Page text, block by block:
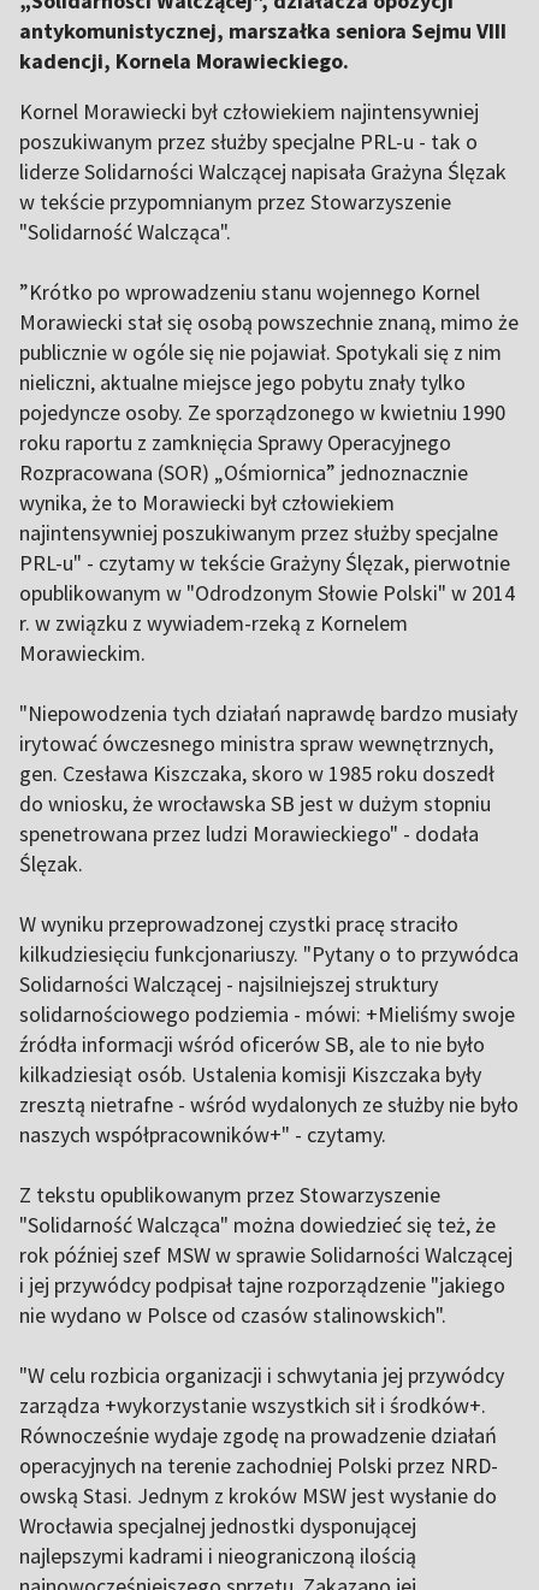
antykomunistycznej, marszałka seniora Sejmu VIII
kadencji, Kornela Morawieckiego.
Kornel Morawiecki był człowiekiem najintensywniej
poszukiwanym przez służby specjalne PRL-u - tak o
liderze Solidarności Walczącej napisała Grażyna Ślęzak
w tekście przypomnianym przez Stowarzyszenie
"Solidarność Walcząca".
”Krótko po wprowadzeniu stanu wojennego Kornel
Morawiecki stał się osobą powszechnie znaną, mimo że
publicznie w ogóle się nie pojawiał. Spotykali się z nim
nieliczni, aktualne miejsce jego pobytu znały tylko
pojedyncze osoby. Ze sporządzonego w kwietniu 1990
roku raportu z zamknięcia Sprawy Operacyjnego
Rozpracowana (SOR) „Ośmiornica” jednoznacznie
wynika, że to Morawiecki był człowiekiem
najintensywniej poszukiwanym przez służby specjalne
PRL-u" - czytamy w tekście Grażyny Ślęzak, pierwotnie
opublikowanym w "Odrodzonym Słowie Polski" w 2014
r. w związku z wywiadem-rzeką z Kornelem
Morawieckim.
"Niepowodzenia tych działań naprawdę bardzo musiały
irytować ówczesnego ministra spraw wewnętrznych,
gen. Czesława Kiszczaka, skoro w 1985 roku doszedł
do wniosku, że wrocławska SB jest w dużym stopniu
spenetrowana przez ludzi Morawieckiego" - dodała
Ślęzak.
W wyniku przeprowadzonej czystki pracę straciło
kilkudziesięciu funkcjonariuszy. "Pytany o to przywódca
Solidarności Walczącej - najsilniejszej struktury
solidarnościowego podziemia - mówi: +Mieliśmy swoje
źródła informacji wśród oficerów SB, ale to nie było
kilkadziesiąt osób. Ustalenia komisji Kiszczaka były
zresztą nietrafne - wśród wydalonych ze służby nie było
naszych współpracowników+" - czytamy.
Z tekstu opublikowanym przez Stowarzyszenie
"Solidarność Walcząca" można dowiedzieć się też, że
rok później szef MSW w sprawie Solidarności Walczącej
i jej przywódcy podpisał tajne rozporządzenie "jakiego
nie wydano w Polsce od czasów stalinowskich".
"W celu rozbicia organizacji i schwytania jej przywódcy
zarządza +wykorzystanie wszystkich sił i środków+.
Równocześnie wydaje zgodę na prowadzenie działań
operacyjnych na terenie zachodniej Polski przez NRD-
owską Stasi. Jednym z kroków MSW jest wysłanie do
Wrocławia specjalnej jednostki dysponującej
najlepszymi kadrami i nieograniczoną ilością